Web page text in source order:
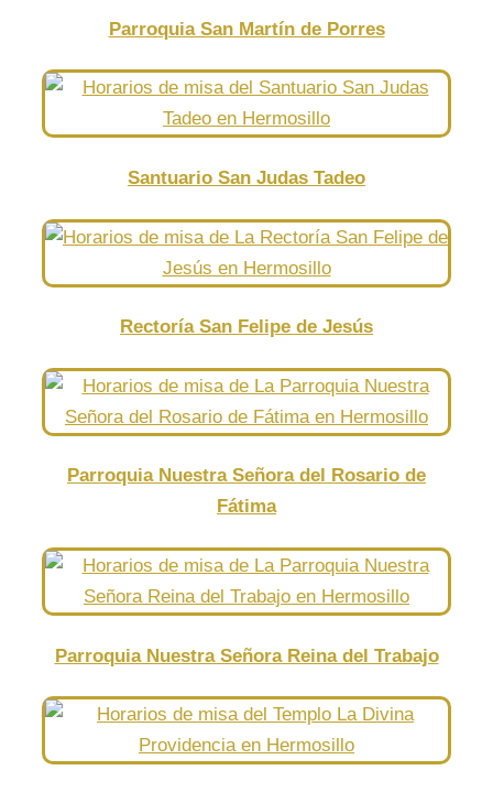
Parroquia San Martín de Porres
Santuario San Judas Tadeo
Rectoría San Felipe de Jesús
Parroquia Nuestra Señora del Rosario de
Fátima
Parroquia Nuestra Señora Reina del Trabajo